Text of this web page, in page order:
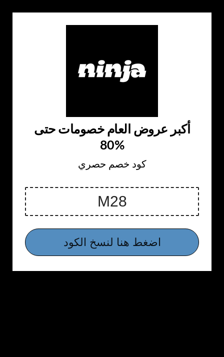
أكبر عروض العام خصومات حتى
%80
كود خصم حصري
اضغط هنا لنسخ الكود